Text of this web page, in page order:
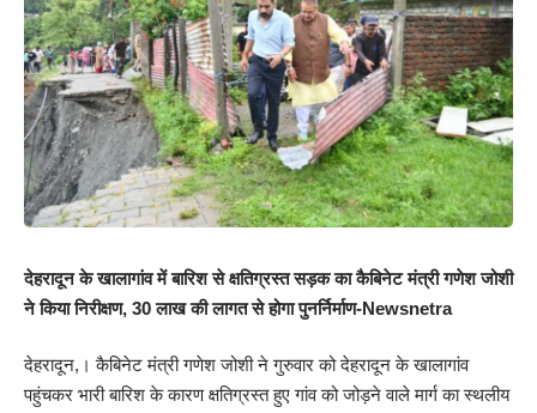
देहरादून के खालागांव में बारिश से क्षतिग्रस्त सड़क का कैबिनेट मंत्री गणेश जोशी
ने किया निरीक्षण, 30 लाख की लागत से होगा पुनर्निर्माण-Newsnetra
देहरादून,। कैबिनेट मंत्री गणेश जोशी ने गुरुवार को देहरादून के खालागांव
पहुंचकर भारी बारिश के कारण क्षतिग्रस्त हुए गांव को जोड़ने वाले मार्ग का स्थलीय